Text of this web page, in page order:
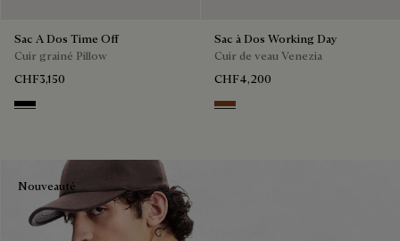
Sac A Dos Time Off
Cuir grainé Pillow
CHF3,150
Deep Black
Sac à Dos Working Day
Cuir de veau Venezia
CHF4,200
Cacao Intenso
Nouveauté